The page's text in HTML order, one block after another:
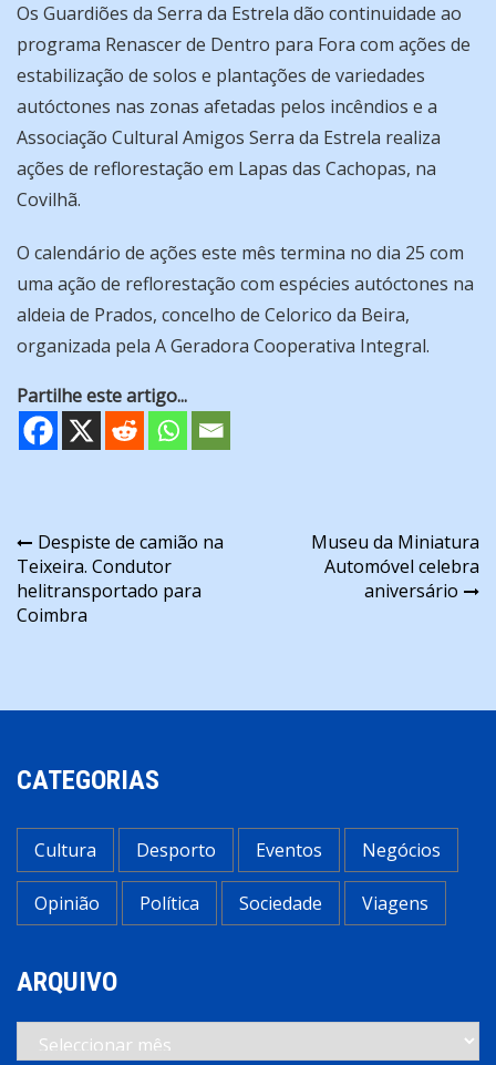
Os Guardiões da Serra da Estrela dão continuidade ao
programa Renascer de Dentro para Fora com ações de
estabilização de solos e plantações de variedades
autóctones nas zonas afetadas pelos incêndios e a
Associação Cultural Amigos Serra da Estrela realiza
ações de reflorestação em Lapas das Cachopas, na
Covilhã.
O calendário de ações este mês termina no dia 25 com
uma ação de reflorestação com espécies autóctones na
aldeia de Prados, concelho de Celorico da Beira,
organizada pela A Geradora Cooperativa Integral.
Partilhe este artigo...
Navegação
de
artigos
Despiste de camião na
Teixeira. Condutor
helitransportado para
Coimbra
Museu da Miniatura
Automóvel celebra
aniversário
CATEGORIAS
Cultura Desporto Eventos Negócios
Opinião Política Sociedade Viagens
ARQUIVO
Arquivo